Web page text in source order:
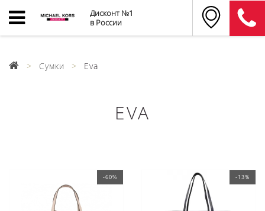
Дисконт №1
в России
Сумки Eva
EVA
-60% -13%